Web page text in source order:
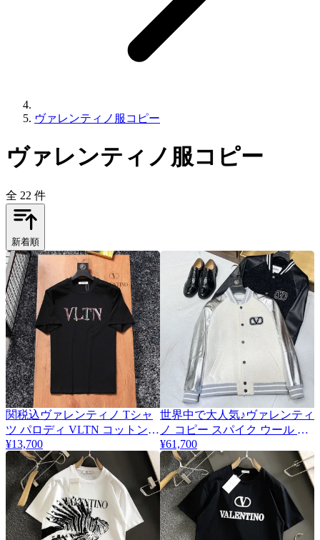
ヴァレンティノ服コピー
ヴァレンティノ服コピー
全 22 件
新着順
関税込ヴァレンティノ Tシャ
ツ パロディ VLTN コットンロ
ゴ Tシャツ Vuk85200
¥13,700
世界中で大人気♪ヴァレンティ
ノ コピー スパイク ウール レ
ザー ボンバージャケット 2色
Vuh34103
¥61,700